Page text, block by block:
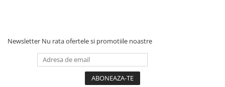
Sifoane si ventile lavoar
Sifoane si ventile cada
Sifoane si ventile cadita dus
Sifoane pardoseala si terasa
Newsletter Nu rata ofertele si promotiile noastre